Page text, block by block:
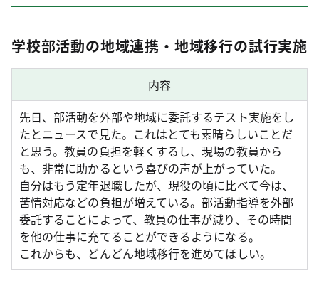
学校部活動の地域連携・地域移行の試行実施
内容
先日、部活動を外部や地域に委託するテスト実施をし
たとニュースで見た。これはとても素晴らしいことだ
と思う。教員の負担を軽くするし、現場の教員から
も、非常に助かるという喜びの声が上がっていた。
自分はもう定年退職したが、現役の頃に比べて今は、
苦情対応などの負担が増えている。部活動指導を外部
委託することによって、教員の仕事が減り、その時間
を他の仕事に充てることができるようになる。
これからも、どんどん地域移行を進めてほしい。